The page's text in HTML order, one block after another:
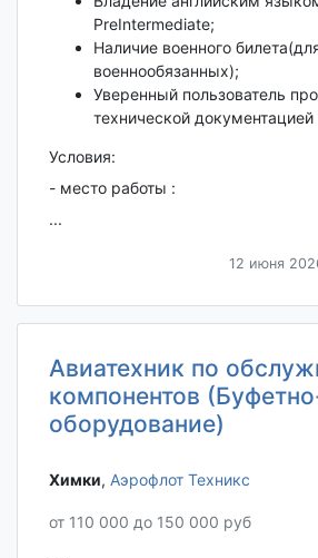
PreIntermediate;
Наличие военного
военнообязанных);
Уверенный пользователь
технической
Условия:
- место работы :
...
12 июня
Авиатехник по
компонентов
оборудование)
Химки‎, Аэрофлот Техникс
от 110 000 до 150 000 руб